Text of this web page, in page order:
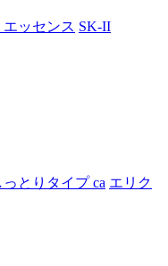
ッセンス SK-II
とりタイプ ca エリク